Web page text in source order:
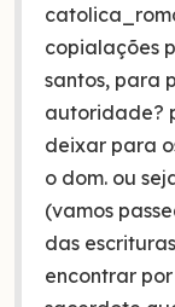
copialações
santos, para
autoridade?
deixar para
o dom. ou
(vamos
das
encontrar